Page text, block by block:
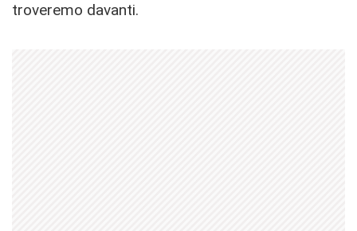
troveremo davanti.